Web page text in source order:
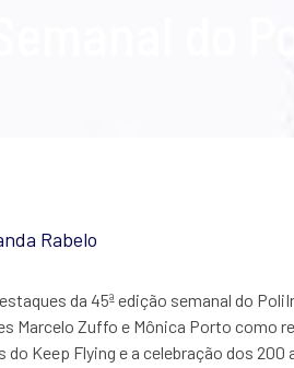
do
Rabelo
da 45ª edição semanal do
Marcelo Zuffo e Mônica Porto como
do Keep Flying e a celebração dos